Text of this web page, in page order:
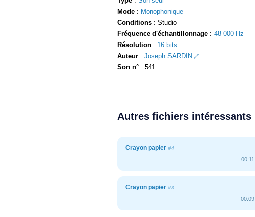
Mode : Monophonique
Conditions : Studio
Fréquence d'échantillonnage : 48 000 Hz
Résolution : 16 bits
Auteur : Joseph SARDIN
Son n° : 541
Autres fichiers intéressants
Crayon papier #4
00:11
Crayon papier #3
00:09